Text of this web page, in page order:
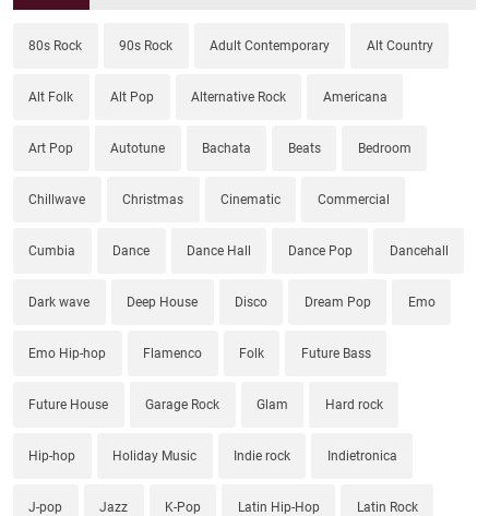
80s Rock 90s Rock Adult Contemporary Alt Country
Alt Folk Alt Pop Alternative Rock Americana
Art Pop Autotune Bachata Beats Bedroom
Chillwave Christmas Cinematic Commercial
Cumbia Dance Dance Hall Dance Pop Dancehall
Dark wave Deep House Disco Dream Pop Emo
Emo Hip-hop Flamenco Folk Future Bass
Future House Garage Rock Glam Hard rock
Hip-hop Holiday Music Indie rock Indietronica
J-pop Jazz K-Pop Latin Hip-Hop Latin Rock